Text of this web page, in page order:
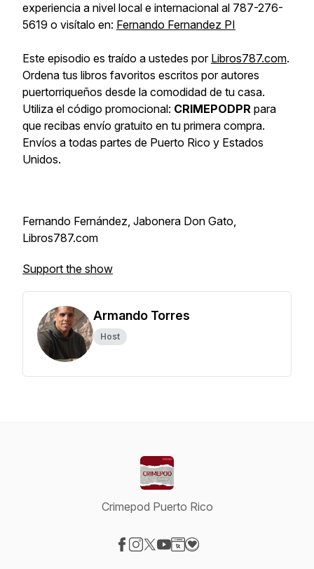
experiencia a nivel local e internacional al 787-276-
5619 o visítalo en: Fernando Fernandez PI
Este episodio es traído a ustedes por Libros787.com.
Ordena tus libros favoritos escritos por autores
puertorriqueños desde la comodidad de tu casa.
Utiliza el código promocional: CRIMEPODPR para
que recibas envío gratuito en tu primera compra.
Envíos a todas partes de Puerto Rico y Estados
Unidos.
Fernando Fernández, Jabonera Don Gato,
Libros787.com
Support the show
Armando Torres
Host
Crimepod Puerto Rico